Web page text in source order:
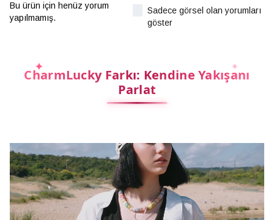
Bu ürün için henüz yorum
yapılmamış.
Sadece görsel olan yorumları
göster
CharmLucky Farkı: Kendine Yakışanı
Parlat